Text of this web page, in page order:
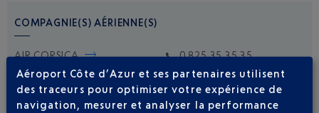
COMPAGNIE(S) AÉRIENNE(S)
AIR CORSICA 0 825 35 35 35
Aéroport Côte d’Azur et ses partenaires utilisent
des traceurs pour optimiser votre expérience de
navigation, mesurer et analyser la performance